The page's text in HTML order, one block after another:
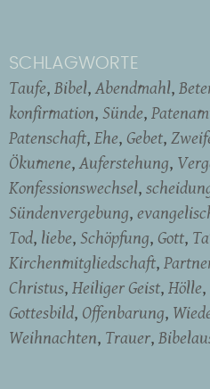
SCHLAGWORTE
Taufe Bibel Abendmahl
konfirmation Sünde
Patenschaft Ehe Gebet
Ökumene Auferstehung
Konfessionswechsel
Sündenvergebung
Tod liebe Schöpfung Gott
Kirchenmitgliedschaft
Christus Heiliger Geist Hölle
Gottesbild Offenbarung
Weihnachten Trauer